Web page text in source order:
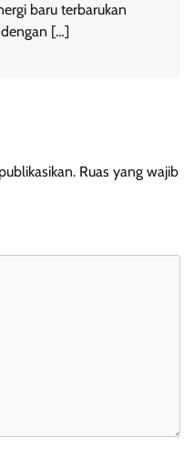
baru terbarukan
[…]
Ruas yang wajib